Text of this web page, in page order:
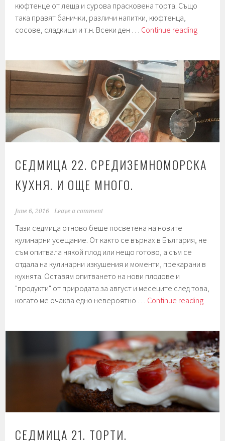
кюфтенце от леща и сурова прасковена торта. Също
така правят банички, различи напитки, кюфтенца,
сосове, сладкиши и т.н. Всеки ден … Continue reading
торта.
И
СЕДМИЦА 22. СРЕДИЗЕМНОМОРСКА
КУХНЯ. И ОЩЕ МНОГО.
June 6, 2016 Leave a comment
Тази седмица отново беше посветена на новите
кулинарни усещание. От както се върнах в България, не
съм опитвала някой плод или нещо готово, а съм се
отдала на кулинарни изкушения и моменти, прекарани в
кухнята. Оставям опитването на нови плодове и
"продукти" от природата за август и месеците след това,
когато ме очаква едно невероятно … Continue reading
кухня.
И
още
много.
СЕДМИЦА 21. ТОРТИ.